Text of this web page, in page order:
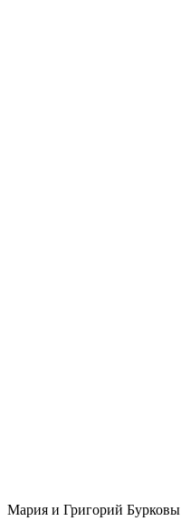
Мария и Григорий Бурковы